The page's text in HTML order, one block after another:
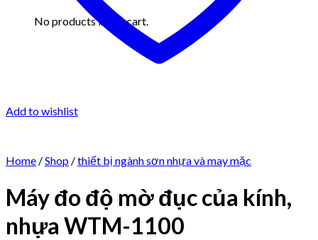
No products in the cart.
Add to wishlist
Home /Shop /thiết bị ngành sơn nhựa và may mặc
Máy đo độ mờ đục của kính,
nhựa WTM-1100